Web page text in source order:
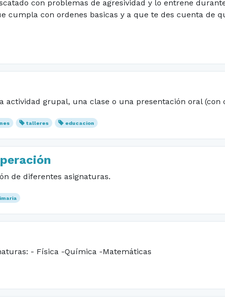
con problemas de agresividad y lo entrene
cumpla con ordenes basicas y a que te des cuenta de
grupal, una clase o una presentación oral (con
talleres educacion
de diferentes asignaturas.
- Física -Química -Matemáticas